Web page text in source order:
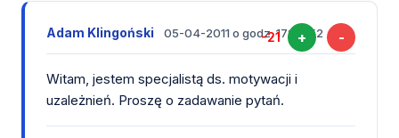
Adam Klingoński 05-04-2011 o godz. 17:04:52
-21 + -
Witam, jestem specjalistą ds. motywacji i
uzależnień. Proszę o zadawanie pytań.